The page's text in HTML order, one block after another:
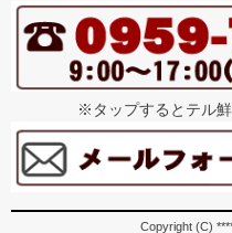
※タップするとテル鮮
Copyright (C)